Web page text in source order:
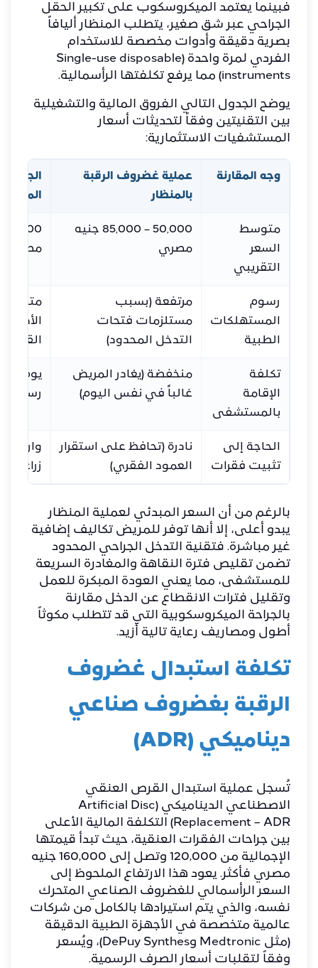
فبينما يعتمد الميكروسكوب على تكبير الحقل
الجراحي عبر شق صغير، يتطلب المنظار أليافاً
بصرية دقيقة وأدوات مخصصة للاستخدام
الفردي لمرة واحدة (Single-use disposable
instruments) مما يرفع تكلفتها الرأسمالية.
​يوضح الجدول التالي الفروق المالية والتشغيلية
بين التقنيتين وفقاً لتحديثات أسعار
المستشفيات الاستثمارية:
وجه المقارنة
عملية غضروف الرقبة
بالمنظار
الجراحة
متوسط
السعر
التقريبي
50,000 – 85,000 جنيه
مصري
مصري
رسوم
المستهلكات
الطبية
مرتفعة (بسبب
مستلزمات فتحات
التدخل المحدود)
الأدوات
تكلفة
الإقامة
بالمستشفى
منخفضة (يغادر المريض
غالباً في نفس اليوم)
يوم
رسوم
الحاجة إلى
تثبيت فقرات
نادرة (تحافظ على استقرار
العمود الفقري)
واردة
زراعة
بالرغم من أن السعر المبدئي لعملية المنظار
يبدو أعلى، إلا أنها توفر للمريض تكاليف إضافية
غير مباشرة. فتقنية التدخل الجراحي المحدود
تضمن تقليص فترة النقاهة والمغادرة السريعة
للمستشفى، مما يعني العودة المبكرة للعمل
وتقليل فترات الانقطاع عن الدخل مقارنة
بالجراحة الميكروسكوبية التي قد تتطلب مكوثاً
أطول ومصاريف رعاية تالية أزيد.
تكلفة استبدال غضروف
الرقبة بغضروف صناعي
ديناميكي (ADR)
​تُسجل عملية استبدال القرص العنقي
الاصطناعي الديناميكي (Artificial Disc
Replacement – ADR) التكلفة المالية الأعلى
بين جراحات الفقرات العنقية، حيث تبدأ قيمتها
الإجمالية من 120,000 وتصل إلى 160,000 جنيه
مصري فأكثر. يعود هذا الارتفاع الملحوظ إلى
السعر الرأسمالي للغضروف الصناعي المتحرك
نفسه، والذي يتم استيرادها بالكامل من شركات
عالمية متخصصة في الأجهزة الطبية الدقيقة
(مثل Medtronic وDePuy Synthes)، ويُسعر
وفقاً لتقلبات أسعار الصرف الرسمية.